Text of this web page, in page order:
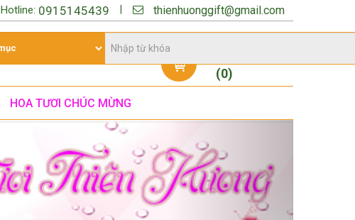
Hotline: 0915145439 thienhuonggift@gmail.com
(0)
HOA TƯƠI CHÚC MỪNG